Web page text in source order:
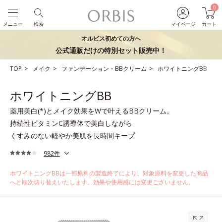
マイページ
0
カート
検索
メニュー
オルビス初めての方へ
公式通販だけの特別セット販売中！
TOP メイク ファンデーション・BBクリーム ホワイトニングBB
ホワイトニングBB
薬用美白(*)とメイク効果をWで叶えるBBクリーム。
持続性ビタミンC誘導体で美白しながら
くすみのない軽やか美肌を長時間キープ
982件
ホワイトニングBBは一部原料の製造終了により、対象原料を変更した商品
へと順次切り替えいたします。効果や使用感には変更ございません。